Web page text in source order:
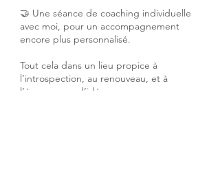
🤝 Une séance de coaching individuelle
avec moi, pour un accompagnement
encore plus personnalisé.
Tout cela dans un lieu propice à
l’introspection, au renouveau, et à
l’émergence d’idées.